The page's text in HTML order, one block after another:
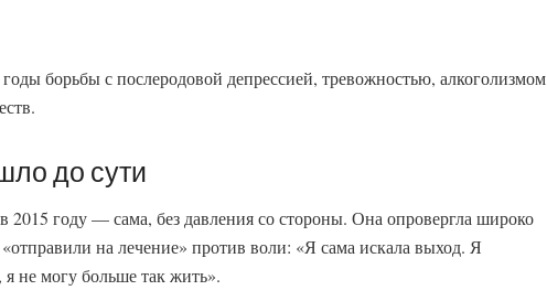
борьбы с послеродовой депрессией, тревожностью, алкоголизмом
до сути
2015 году — сама, без давления со стороны. Она опровергла широко
на лечение» против воли: «Я сама искала выход. Я
не могу больше так жить».